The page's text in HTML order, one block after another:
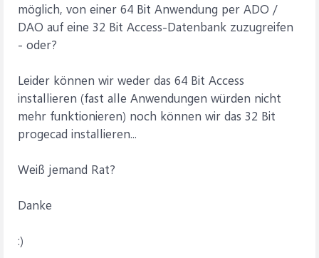
möglich, von einer 64 Bit Anwendung per ADO /
DAO auf eine 32 Bit Access-Datenbank zuzugreifen
- oder?
Leider können wir weder das 64 Bit Access
installieren (fast alle Anwendungen würden nicht
mehr funktionieren) noch können wir das 32 Bit
progecad installieren...
Weiß jemand Rat?
Danke
:)